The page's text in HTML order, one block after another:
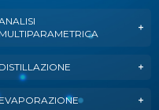
MULTIPARAMETRICA
DISTILLAZIONE